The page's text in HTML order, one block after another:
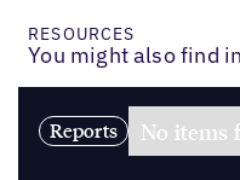
RESOURCES
You might also find
Reports No items